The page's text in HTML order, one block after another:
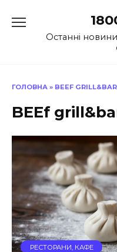
до
Останні
ГОЛОВНА » BEEF GRILL&BAR
BEEf
РЕСТОРАНИ, КАФЕ